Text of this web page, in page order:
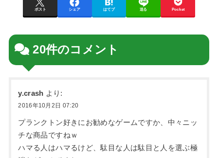
ポスト シェア はてブ 送る Pocket
20件のコメント
y.crash より:
2016年10月2日 07:20
プランクトン好きにお勧めなゲームですか、中々ニッ
チな商品ですねｗ
ハマる人はハマるけど、駄目な人は駄目と人を選ぶ極